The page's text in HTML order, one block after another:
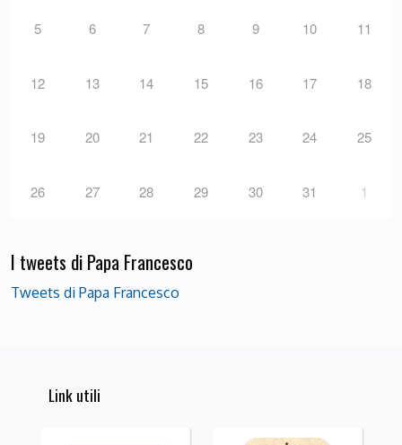
5 6 7 8 9 10 11
12 13 14 15 16 17 18
19 20 21 22 23 24 25
26 27 28 29 30 31 1
I tweets di Papa Francesco
Tweets di Papa Francesco
Link utili